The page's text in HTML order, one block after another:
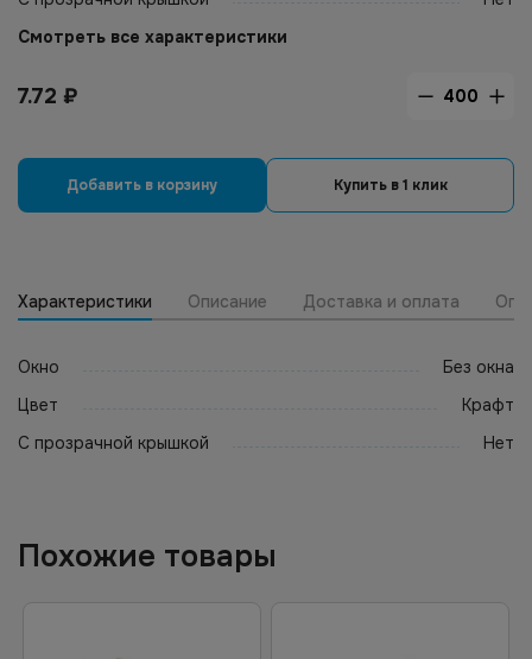
Смотреть все характеристики
7.72 ₽
Добавить в корзину Купить в 1 клик
Характеристики Описание Доставка и оплата
Окно
Без окна
Цвет
Крафт
С прозрачной крышкой
Нет
Похожие товары